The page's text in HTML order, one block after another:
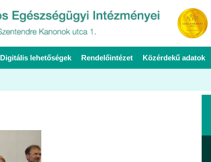
Digitális lehetőségek Rendelőintézet Közérdekű adatok